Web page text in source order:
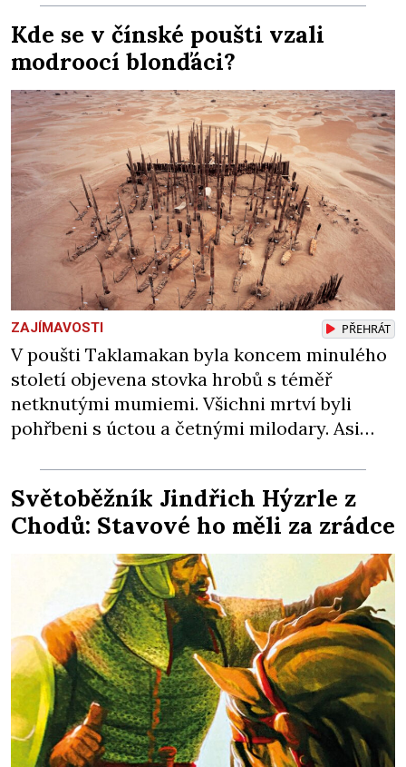
Zraněná žena pár dní nato umírá. Je to muž
nebývale krutý. Jeho činy budí hrůzu ještě
dlouho po jeho smrti […]
Kde se v čínské poušti vzali
modroocí blonďáci?
ZAJÍMAVOSTI PŘEHRÁT
V poušti Taklamakan byla koncem minulého
století objevena stovka hrobů s téměř
netknutými mumiemi. Všichni mrtví byli
pohřbeni s úctou a četnými milodary. Asi
chlapečka s modrou filcovou čapkou, z níž se
draly blonďaté vlásky. Fakt, že jsou těla
dávných lidí nesmírně dobře zachovalá,
přičítají odborníci zdejším klimatickým
podmínkám. Sucho, prosolené písky a
extrémně […]
Světoběžník Jindřich Hýzrle z
Chodů: Stavové ho měli za zrádce